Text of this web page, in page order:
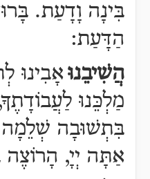
בִּינָה וָדָעַת.
הַדָּעַת:
הֲשִׁיבֵנוּאָבִינוּ
מַלְכֵּנוּ
בִּתְשׁוּבָה שְׁלֵמָה
אַתָּה יְיָ,